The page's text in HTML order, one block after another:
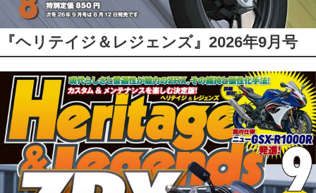
『ヘリテイジ＆レジェンズ』2026年9月号